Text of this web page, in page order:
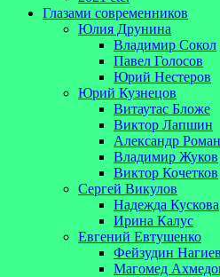
Глазами современников
Юлия Друнина
Владимир Сокол
Павел Голосов
Юрий Нестеров
Юрий Кузнецов
Витаутас Бложе
Виктор Лапшин
Александр
Владимир Жуков
Виктор Кочетков
Сергей Викулов
Надежда Кускова
Ирина Калус
Евгений Евтушенко
Фейзудин Нагиев
Магомед